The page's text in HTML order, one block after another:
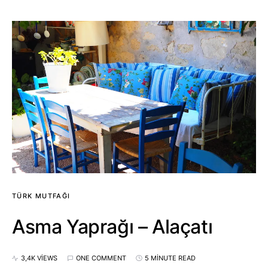
TÜRK MUTFAĞI
Asma Yaprağı – Alaçatı
3,4K VIEWS ONE COMMENT 5 MINUTE READ